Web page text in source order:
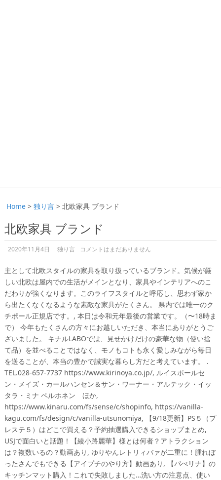
Home> 独り言> 北欧家具 ブランド
北欧家具 ブランド
2020年11月4日 独り言 コメントはまだありません
主として北欧スタイルの家具を取り扱っているブランド。気候が厳
しい北欧は屋内での生活がメインとなり、家具やインテリアへのこ
だわりが強くなります。このライフスタイルと呼応し、思わず家か
ら出たくなくなるような素敵な家具がたくさん。 県内では唯一のク
チポール正規店です。, 本日は令和元年最後の営業です。（〜18時ま
で） 今年もたくさんの方々にお越しいただき、本当にありがとうご
ざいました。 キナルLABOでは、見せかけだけの豪華な物（使い捨
て品）を並べることではなく、モノもコトも永く愛しみながら毎日
を送ることが、本当の豊かで誠実な暮らし方だと考えています。 .
TEL.028-657-7737 https://www.kirinoya.co.jp/, ルイスポールセ
ン・メイズ・カールハンセン＆サン・ワーナー・アルテック・イッ
タラ・ミナ ペルホネン ほか,
https://www.kinaru.com/fs/sense/c/shopinfo, https://vanilla-
kagu.com/fs/design/c/vanilla-utsunomiya, 【9/18更新】PS５（プ
レステ５）はどこで買える？予約抽選購入できるショップまとめ,
USJで面白いと話題！【綾小路麗華】様とは何者？アトラクション
は？複数いるの？動画あり, ゆりやんレトリィバァが二重に！腫れぼ
ったさんでもできる【アイプチのやり方】動画あり, 【パぺリナ】の
キッチンマット購入！これで失敗しました…洗い方の注意点、使い